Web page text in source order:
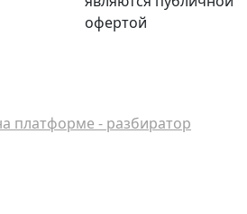
офертой
платформе - разбиратор